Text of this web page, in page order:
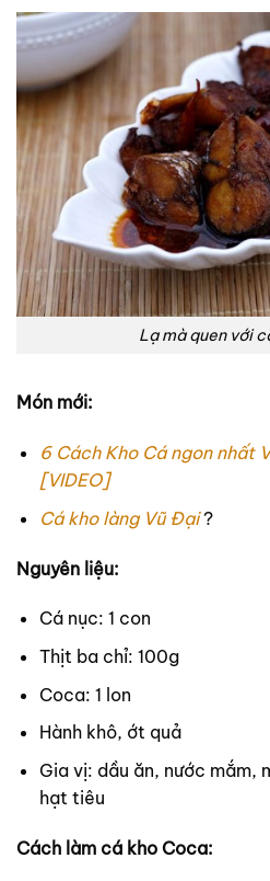
Lạ mà quen với
Món mới:
6 Cách Kho Cá ngon nhất
[VIDEO]
Cá kho làng Vũ Đại?
Nguyên liệu:
Cá nục: 1 con
Thịt ba chỉ: 100g
Coca: 1 lon
Hành khô, ớt quả
Gia vị: dầu ăn, nước mắm,
hạt tiêu
Cách làm cá kho Coca: